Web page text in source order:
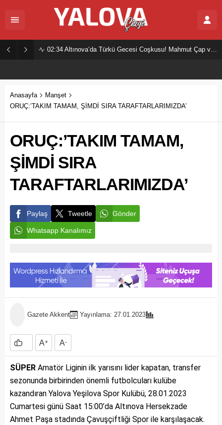
02:34 Altınova’da Türkü Gecesi Coşkusu! Mahmut Çap ve Ekibi Vatandaşları Buluşturdu
Anasayfa
Manşet
ORUÇ:’TAKIM TAMAM, ŞİMDİ SIRA TARAFTARLARIMIZDA’
ORUÇ:’TAKIM TAMAM,
ŞİMDİ SIRA
TARAFTARLARIMIZDA’
Paylaş Tweetle Gönder
Whatsapp Kanalımız
Gazete Akkent Yayınlama: 27.01.2023
A+ A-
SÜPER Amatör Liginin ilk yarısını lider kapatan, transfer
sezonunda birbirinden önemli futbolcuları kulübe
kazandıran Yalova Yeşilova Spor Kulübü, 28.01.2023
Cumartesi günü Saat 15:00’da Altınova Hersekzade
Ahmet Paşa stadında Çavuşçiftliği Spor ile karşılaşacak.